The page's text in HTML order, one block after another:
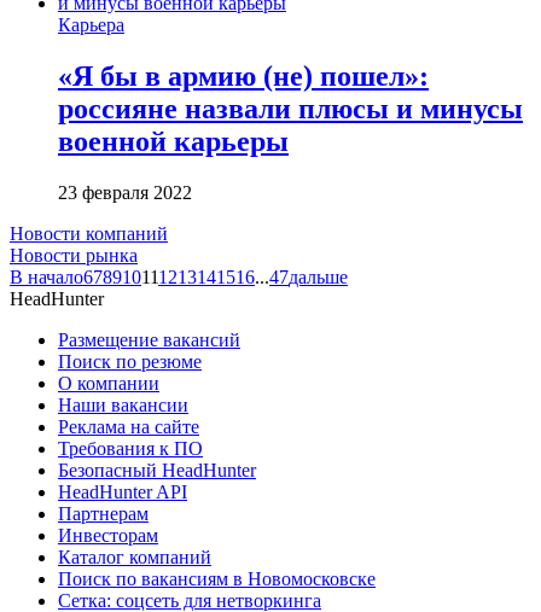
Карьера
«Я бы в армию (не) пошел»:
россияне назвали плюсы и минусы
военной карьеры
23 февраля 2022
Новости компаний
Новости рынка
В начало678910111213141516...47дальше
HeadHunter
Размещение вакансий
Поиск по резюме
О компании
Наши вакансии
Реклама на сайте
Требования к ПО
Безопасный HeadHunter
HeadHunter API
Партнерам
Инвесторам
Каталог компаний
Поиск по вакансиям в Новомосковске
Сетка: соцсеть для нетворкинга